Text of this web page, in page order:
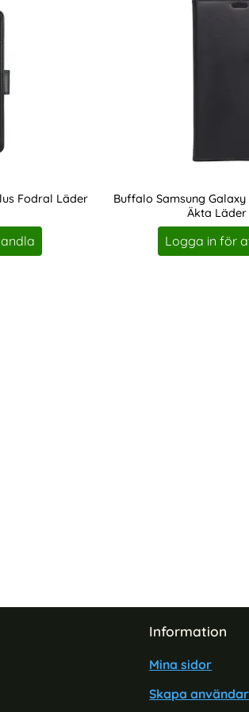
Fodral Läder
Buffalo Samsung Galaxy
Äkta
Art. nr 211626
Logga in för
Information
Mina sidor
Skapa